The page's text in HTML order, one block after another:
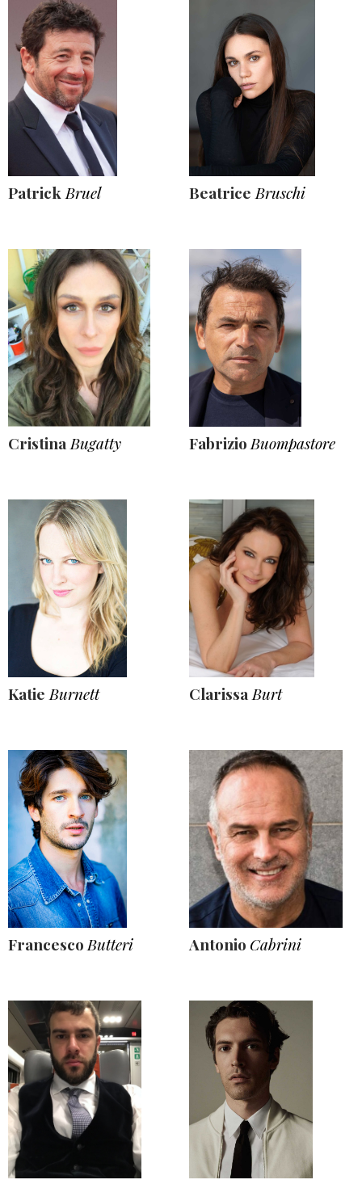
Patrick Bruel Beatrice Bruschi
Cristina Bugatty Fabrizio Buompastore
Katie Burnett Clarissa Burt
Francesco Butteri Antonio Cabrini